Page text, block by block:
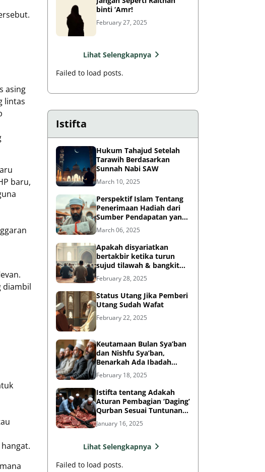
asing
lintas
baru,
diambil
binti ‘Amr!
February 27, 2025
Lihat Selengkapnya
Failed to load posts.
Istifta
Hukum Tahajud Setelah
Tarawih Berdasarkan
Sunnah Nabi SAW
March 10, 2025
Perspektif Islam Tentang
Penerimaan Hadiah dari
Sumber Pendapatan yang
Tidak Halal
March 06, 2025
Apakah disyariatkan
bertakbir ketika turun
sujud tilawah & bangkit
dari sujud tilawah yang
dilakukan dalam shalat?
February 28, 2025
Status Utang Jika Pemberi
Utang Sudah Wafat
February 22, 2025
Keutamaan Bulan Sya’ban
dan Nishfu Sya’ban,
Benarkah Ada Ibadah
Khusus?
February 18, 2025
Istifta tentang Adakah
Aturan Pembagian ‘Daging’
Qurban Sesuai Tuntunan
Rasulullah?
January 16, 2025
Lihat Selengkapnya
Failed to load posts.